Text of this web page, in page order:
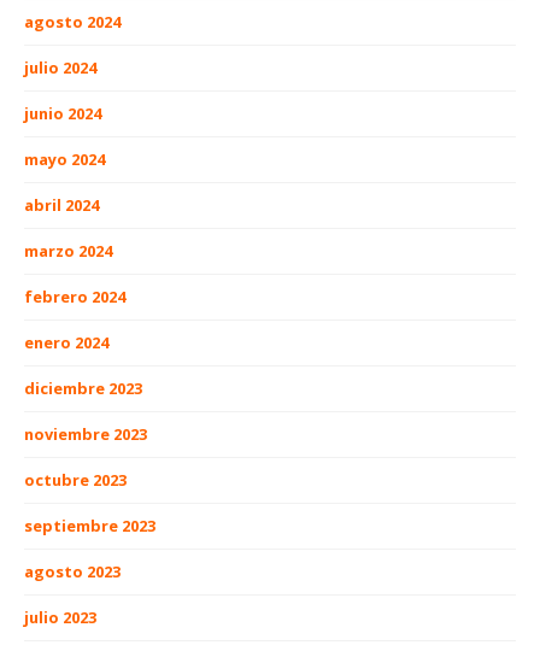
agosto 2024
julio 2024
junio 2024
mayo 2024
abril 2024
marzo 2024
febrero 2024
enero 2024
diciembre 2023
noviembre 2023
octubre 2023
septiembre 2023
agosto 2023
julio 2023